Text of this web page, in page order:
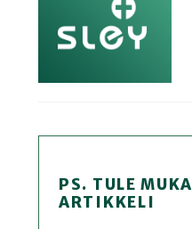
PS. TULE
ARTIKKELI